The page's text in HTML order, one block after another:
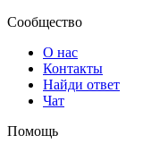
Сообщество
О нас
Контакты
Найди ответ
Чат
Помощь